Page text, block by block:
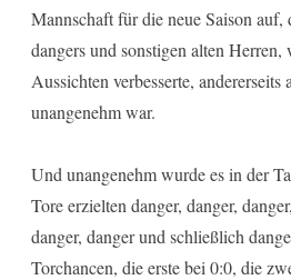
Mannschaft für die neue Saison auf,
dangers und sonstigen alten Herren,
Aussichten verbesserte, andererseits
unangenehm war.
Und unangenehm wurde es in der
Tore erzielten danger, danger,
danger, danger und schließlich
Torchancen, die erste bei 0:0, die